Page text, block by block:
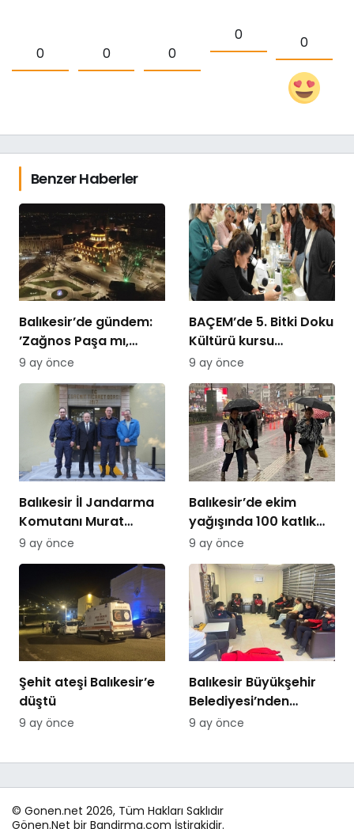
0 0 0
0 0
Benzer Haberler
Balıkesir’de gündem:
’Zağnos Paşa mı,
İsmet Paşa mı
9 ay önce
BAÇEM’de 5. Bitki Doku
Kültürü kursu
tamamlandı
9 ay önce
Balıkesir İl Jandarma
Komutanı Murat
Özer’den Edremit
Ticaret Odasına
9 ay önce
Balıkesir’de ekim
yağışında 100 katlık
artış
9 ay önce
Şehit ateşi Balıkesir’e
düştü
9 ay önce
Balıkesir Büyükşehir
Belediyesi’nden
itfaiyecilere psikolojik
9 ay önce
© Gonen.net 2026, Tüm Hakları Saklıdır
Gönen.Net bir Bandirma.com İştirakidir.